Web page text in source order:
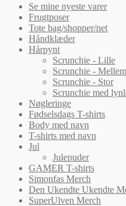
Se mine nyeste varer
Frugtposer
Tote bag/shopper/net
Håndklæder
Hårpynt
Scrunchie - Lille
Scrunchie - Mellem
Scrunchie - Stor
Scrunchie med
Nøgleringe
Fødselsdags T-shirts
Body med navn
T-shirts med navn
Jul
Julepuder
GAMER T-shirts
Simonfas Merch
Den Ukendte Ukendte
SuperUlven Merch